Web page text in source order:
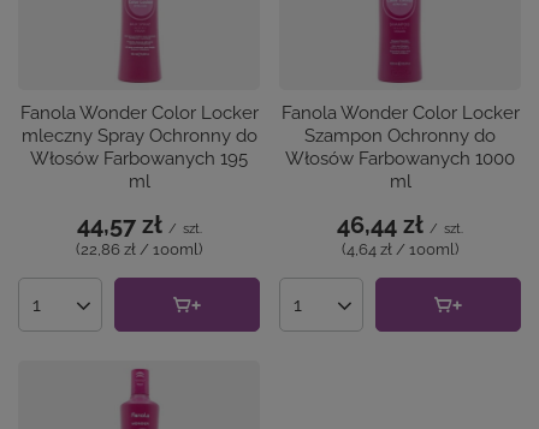
Fanola Wonder Color Locker
mleczny Spray Ochronny do
Włosów Farbowanych 195
ml
44,57 zł / szt.
(22,86 zł / 100ml)
Ilość produktów
Fanola Wonder Color Locker
Szampon Ochronny do
Włosów Farbowanych 1000
ml
46,44 zł / szt.
(4,64 zł / 100ml)
Ilość produktów